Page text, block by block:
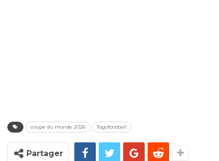
coupe du monde 2026 Togofootball
Partager